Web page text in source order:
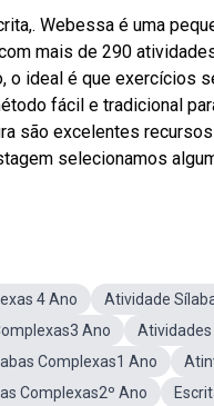
Webessa é uma
mais de 290
ideal é que exercícios
fácil e tradicional
são excelentes
selecionamos
4 Ano
Atividade
Ano
Atividades
Complexas1 Ano
Complexas2º Ano